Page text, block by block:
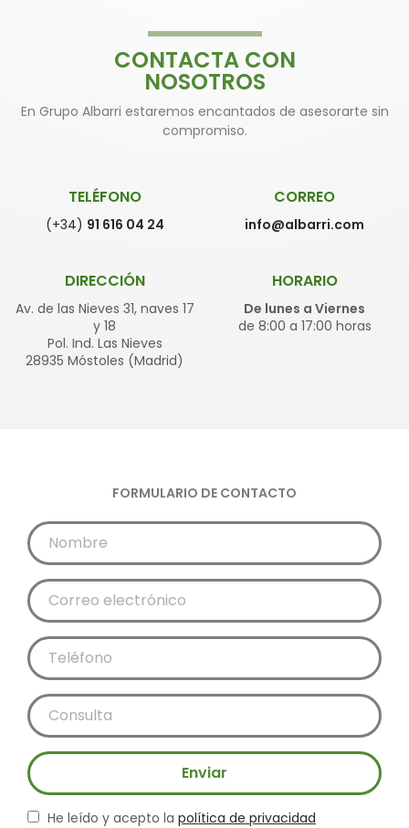
CONTACTA CON
NOSOTROS
En Grupo Albarri estaremos encantados de asesorarte sin
compromiso.
TELÉFONO
(+34) 91 616 04 24
CORREO
info@albarri.com
DIRECCIÓN
Av. de las Nieves 31, naves 17
y 18
Pol. Ind. Las Nieves
28935 Móstoles (Madrid)
HORARIO
De lunes a Viernes
de 8:00 a 17:00 horas
FORMULARIO DE CONTACTO
Enviar
He leído y acepto la política de privacidad